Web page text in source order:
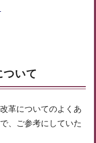
ついて
革についてのよくあ
、ご参考にしていた